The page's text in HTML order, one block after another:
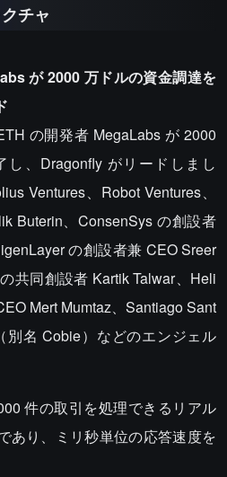
チャ
が 2000 万ドルの資金調達を
の開発者 MegaLabs が 2000
、Dragonfly がリードしまし
Ventures、Robot Ventures、
Buterin、ConsenSys の創設者
の創設者兼 CEO Sreer
共同創設者 Kartik Talwar、Heli
Mert Mumtaz、Santiago Sant
別名 Cobie）などのエンジェル
件の取引を処理できるリアル
あり、ミリ秒単位の応答速度を